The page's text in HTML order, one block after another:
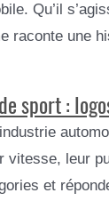
Qu’il
raconte une
sport :
vitesse, leur
et